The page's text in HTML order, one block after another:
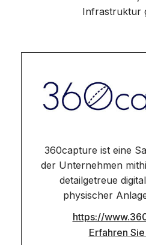
Infrastruktur
360capture ist eine
der Unternehmen
detailgetreue
physischer
https://
Erfahren